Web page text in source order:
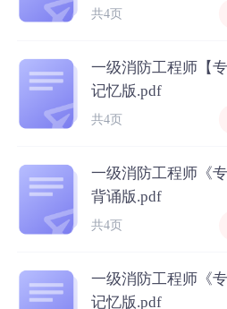
共4页
一级消防工程师【
记忆版.pdf
共4页
一级消防工程师《
背诵版.pdf
共4页
一级消防工程师《
记忆版.pdf